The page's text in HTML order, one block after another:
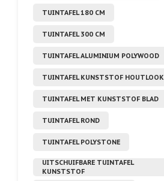
TUINTAFEL 180 CM
TUINTAFEL 300 CM
TUINTAFEL ALUMINIUM POLYWOOD
TUINTAFEL KUNSTSTOF HOUTLOOK
TUINTAFEL MET KUNSTSTOF BLAD
TUINTAFEL ROND
TUINTAFEL POLYSTONE
UITSCHUIFBARE TUINTAFEL
KUNSTSTOF